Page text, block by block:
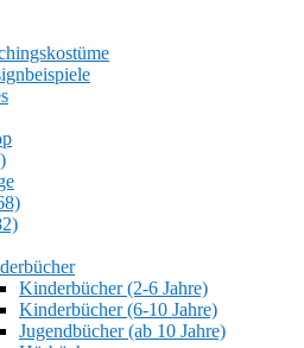
Kinderbücher (2-6 Jahre)
Kinderbücher (6-10 Jahre)
Jugendbücher (ab 10 Jahre)